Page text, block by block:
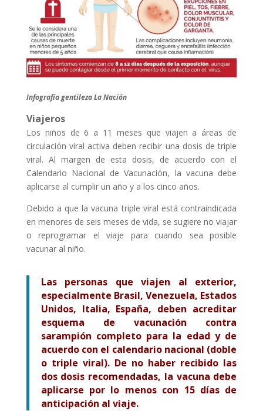
Infografía gentileza La Nación
Viajeros
Los niños de 6 a 11 meses que viajen a áreas de
circulación viral activa deben recibir una dosis de triple
viral. Al margen de esta dosis, de acuerdo con el
Calendario Nacional de Vacunación, la vacuna debe
aplicarse al cumplir un año y a los cinco años.
Debido a que la vacuna triple viral está contraindicada
en menores de seis meses de vida, se sugiere no viajar
o reprogramar el viaje para cuando sea posible
vacunar al niño.
Las personas que viajen al exterior,
especialmente Brasil, Venezuela, Estados
Unidos, Italia, España, deben acreditar
esquema de vacunación contra
sarampión completo para la edad y de
acuerdo con el calendario nacional (doble
o triple viral). De no haber recibido las
dos dosis recomendadas, la vacuna debe
aplicarse por lo menos con 15 días de
anticipación al viaje.